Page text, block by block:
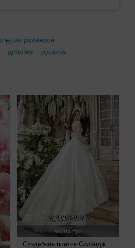
размеров
дорогие
русалка
36000 руб.
Свадебное платье Соландж